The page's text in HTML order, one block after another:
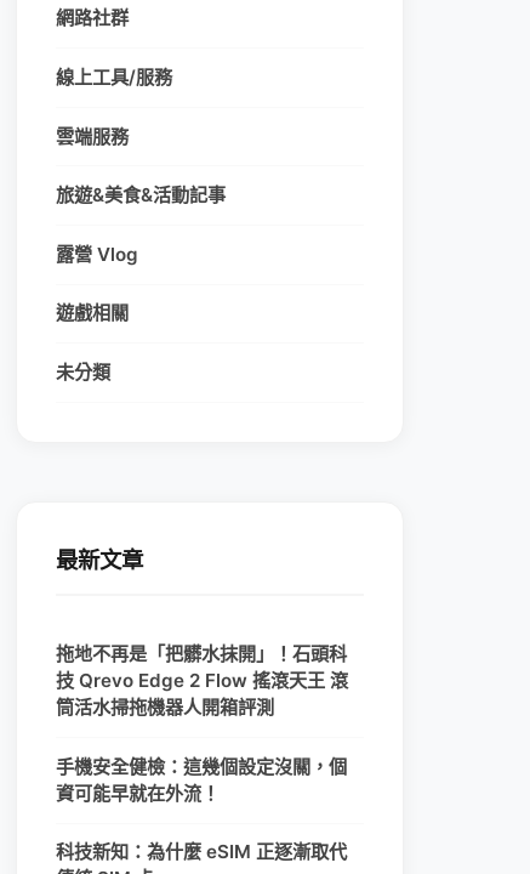
網路社群
線上工具/服務
雲端服務
旅遊&美食&活動記事
露營 Vlog
遊戲相關
未分類
最新文章
拖地不再是「把髒水抹開」！石頭科
技 Qrevo Edge 2 Flow 搖滾天王 滾
筒活水掃拖機器人開箱評測
手機安全健檢：這幾個設定沒關，個
資可能早就在外流！
科技新知：為什麼 eSIM 正逐漸取代